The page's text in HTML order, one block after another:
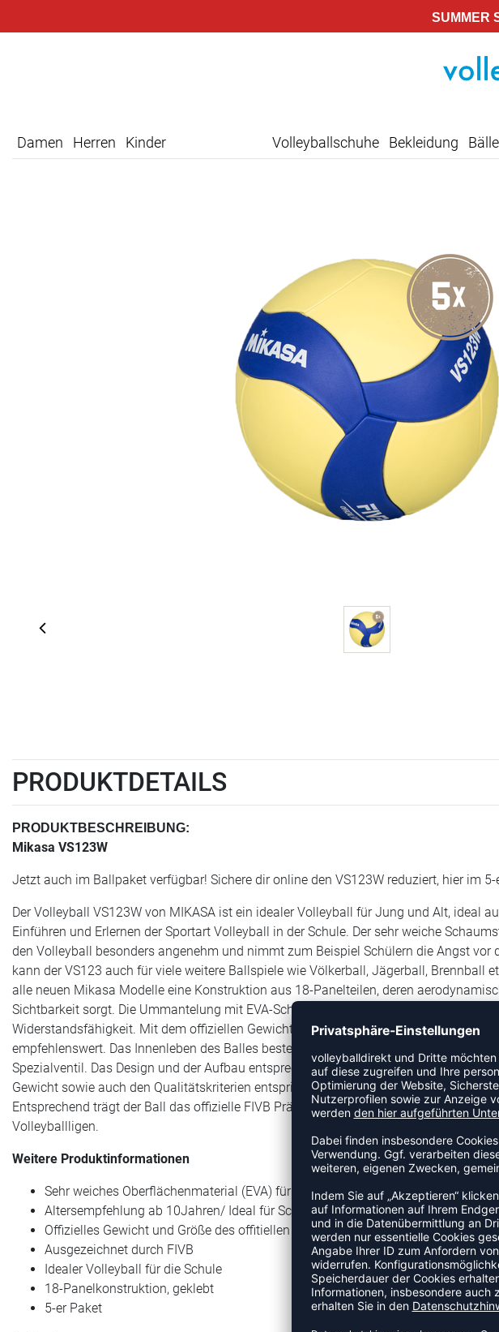
SUMMER
Damen Herren Kinder Volleyballschuhe Bekleidung Bälle
PRODUKTDETAILS
PRODUKTBESCHREIBUNG:
Mikasa VS123W
Jetzt auch im Ballpaket verfügbar! Sichere dir online den VS123W reduziert, hier im 5-
Der Volleyball VS123W von MIKASA ist ein idealer Volleyball für Jung und Alt, ideal
Einführen und Erlernen der Sportart Volleyball in der Schule. Der sehr weiche
den Volleyball besonders angenehm und nimmt zum Beispiel Schülern die Angst vor
kann der VS123 auch für viele weitere Ballspiele wie Völkerball, Jägerball, Brennball
alle neuen Mikasa Modelle eine Konstruktion aus 18-Panelteilen, deren
Sichtbarkeit sorgt. Die Ummantelung mit EVA-Schaumstoff punktet durch eine gute
Widerstandsfähigkeit. Mit dem offiziellen Gewicht von 260-280g ist der
empfehlenswert. Das Innenleben des Balles besteht aus einer Butylgummi-Blase und
Spezialventil. Das Design und der Aufbau entsprechen dem des offiziellen Spielballes
Gewicht sowie auch den Qualitätskriterien entspricht er den Vorgaben der FIVB, dem
Entsprechend trägt der Ball das offizielle FIVB Prädikatszeichen, ist dennoch kein
Volleyballligen.
Weitere Produktinformationen
Sehr weiches Oberflächenmaterial (EVA) für einen angenehmen Ballkontakt
Altersempfehlung ab 10Jahren/ Ideal für Schule und Verein
Offizielles Gewicht und Größe des offitiellen Spielballs V200W
Ausgezeichnet durch FIVB
Idealer Volleyball für die Schule
18-Panelkonstruktion, geklebt
5-er Paket